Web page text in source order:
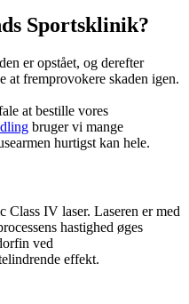
Sportsklinik?
er opstået, og derefter
at fremprovokere skaden igen.
at bestille vores
bruger vi mange
hurtigst kan hele.
Class IV laser. Laseren er med
hastighed øges
ved
effekt.